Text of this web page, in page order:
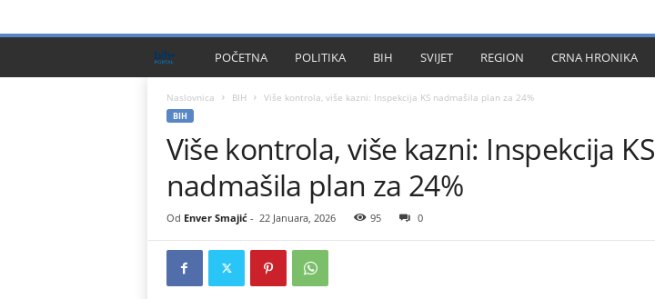
I
H
l
u
POČETNA POLITIKA BIH SVIJET REGION CRNA HRONIKA
Naslovnica BIH Više kontrola, više kazni: Inspekcija KS nadmašila plan za 24%
BIH
Više kontrola, više kazni: Inspekcija KS
nadmašila plan za 24%
Od Enver Smajić- 22 Januara, 2026 95 0